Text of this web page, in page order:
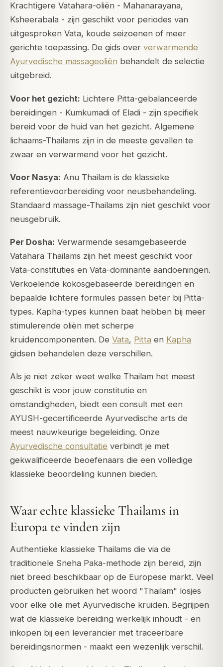
Krachtigere Vatahara-oliën - Mahanarayana,
Ksheerabala - zijn geschikt voor periodes van
uitgesproken Vata, koude seizoenen of meer
gerichte toepassing. De gids over verwarmende
Ayurvedische massageoliën behandelt de selectie
uitgebreid.
Voor het gezicht: Lichtere Pitta-gebalanceerde
bereidingen - Kumkumadi of Eladi - zijn specifiek
bereid voor de huid van het gezicht. Algemene
lichaams-Thailams zijn in de meeste gevallen te
zwaar en verwarmend voor het gezicht.
Voor Nasya: Anu Thailam is de klassieke
referentievoorbereiding voor neusbehandeling.
Standaard massage-Thailams zijn niet geschikt voor
neusgebruik.
Per Dosha: Verwarmende sesamgebaseerde
Vatahara Thailams zijn het meest geschikt voor
Vata-constituties en Vata-dominante aandoeningen.
Verkoelende kokosgebaseerde bereidingen en
bepaalde lichtere formules passen beter bij Pitta-
types. Kapha-types kunnen baat hebben bij meer
stimulerende oliën met scherpe
kruidencomponenten. De Vata, Pitta en Kapha
gidsen behandelen deze verschillen.
Als je niet zeker weet welke Thailam het meest
geschikt is voor jouw constitutie en
omstandigheden, biedt een consult met een
AYUSH-gecertificeerde Ayurvedische arts de
meest nauwkeurige begeleiding. Onze
Ayurvedische consultatie verbindt je met
gekwalificeerde beoefenaars die een volledige
klassieke beoordeling kunnen bieden.
Waar echte klassieke Thailams in
Europa te vinden zijn
Authentieke klassieke Thailams die via de
traditionele Sneha Paka-methode zijn bereid, zijn
niet breed beschikbaar op de Europese markt. Veel
producten gebruiken het woord "Thailam" losjes
voor elke olie met Ayurvedische kruiden. Begrijpen
wat de klassieke bereiding werkelijk inhoudt - en
inkopen bij een leverancier met traceerbare
bereidingsnormen - maakt een wezenlijk verschil.